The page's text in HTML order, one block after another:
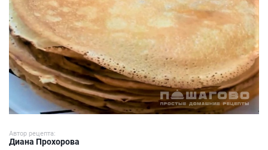
Автор рецепта:
Диана Прохорова